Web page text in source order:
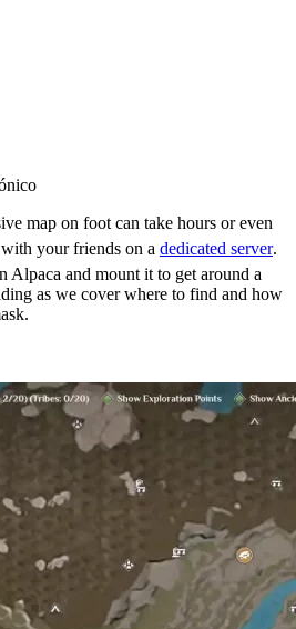
map on foot can take hours or even
your friends on a dedicated server.
Alpaca and mount it to get around a
as we cover where to find and how